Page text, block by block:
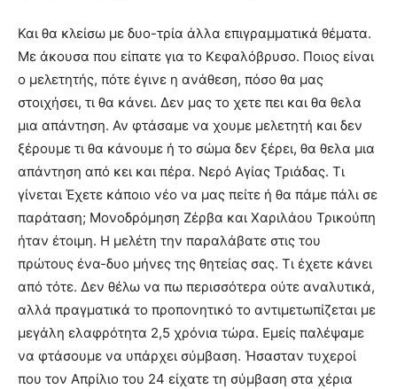
Και θα κλείσω με δυο-τρία άλλα επιγραμματικά θέματα.
Με άκουσα που είπατε για το Κεφαλόβρυσο. Ποιος είναι
ο μελετητής, πότε έγινε η ανάθεση, πόσο θα μας
στοιχήσει, τι θα κάνει. Δεν μας το χετε πει και θα θελα
μια απάντηση. Αν φτάσαμε να χουμε μελετητή και δεν
ξέρουμε τι θα κάνουμε ή το σώμα δεν ξέρει, θα θελα μια
απάντηση από κει και πέρα. Νερό Αγίας Τριάδας. Τι
γίνεται Έχετε κάποιο νέο να μας πείτε ή θα πάμε πάλι σε
παράταση; Μονοδρόμηση Ζέρβα και Χαριλάου Τρικούπη
ήταν έτοιμη. Η μελέτη την παραλάβατε στις του
πρώτους ένα-δυο μήνες της θητείας σας. Τι έχετε κάνει
από τότε. Δεν θέλω να πω περισσότερα ούτε αναλυτικά,
αλλά πραγματικά το προπονητικό το αντιμετωπίζεται με
μεγάλη ελαφρότητα 2,5 χρόνια τώρα. Εμείς παλέψαμε
να φτάσουμε να υπάρχει σύμβαση. Ήσασταν τυχεροί
που τον Απρίλιο του 24 είχατε τη σύμβαση στα χέρια